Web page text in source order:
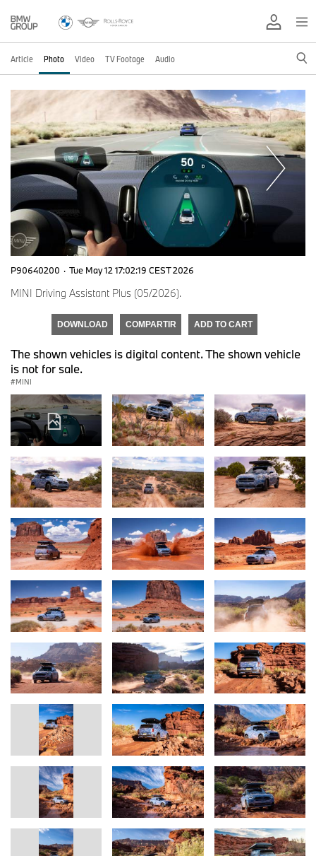
Article Photo Video TV Footage Audio
P90640200 · Tue May 12 17:02:19 CEST 2026
MINI Driving Assistant Plus (05/2026).
DOWNLOAD COMPARTIR ADD TO CART
The shown vehicles is digital content. The shown vehicle
is not for sale.
MINI